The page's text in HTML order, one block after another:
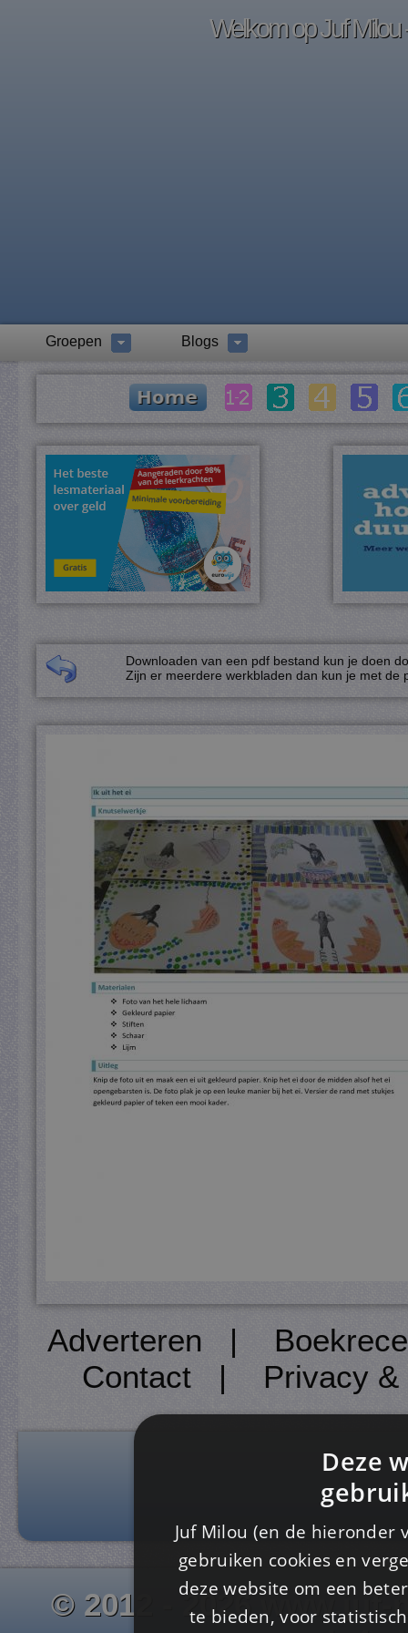
Welkom op Juf Milou
Groepen Blogs
Downloaden van een pdf bestand kun je doen
Zijn er meerdere werkbladen dan kun je met de
Adverteren |
Contact| Privacy
© 2012 - 2026
Deze
Juf Milou (en de
gebruiken cookies en
deze website om een
te bieden, voor